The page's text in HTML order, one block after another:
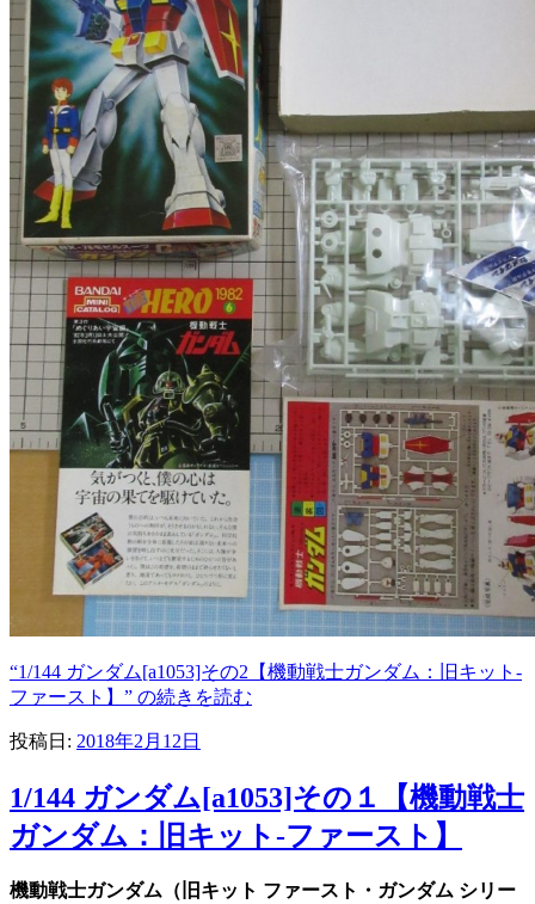
“1/144 ガンダム[a1053]その2【機動戦士ガンダム：旧キット-
ファースト】” の続きを読む
投稿日: 2018年2月12日
1/144 ガンダム[a1053]その１【機動戦士
ガンダム：旧キット-ファースト】
機動戦士ガンダム（旧キット ファースト・ガンダム シリー